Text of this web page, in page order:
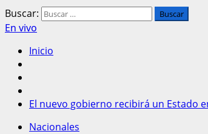
Buscar:
En vivo
Inicio
El nuevo gobierno recibirá un Estado
Nacionales